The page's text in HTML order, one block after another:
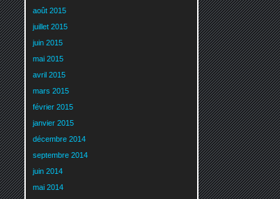
août 2015
juillet 2015
juin 2015
mai 2015
avril 2015
mars 2015
février 2015
janvier 2015
décembre 2014
septembre 2014
juin 2014
mai 2014